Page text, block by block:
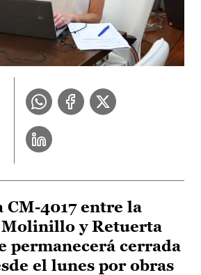
CM-4017 entre la
y Retuerta
permanecerá cerrada
el lunes por obras